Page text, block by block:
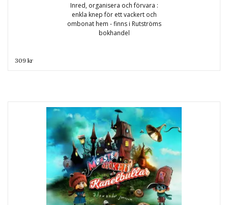
Inred, organisera och förvara :
enkla knep för ett vackert och
ombonat hem - finns i Rutströms
bokhandel
309 kr